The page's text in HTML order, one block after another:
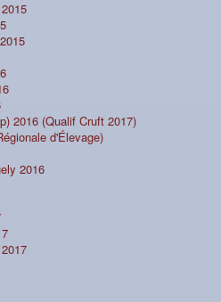
2016 (Qualif Cruft 2017)
d'Élevage)
2016